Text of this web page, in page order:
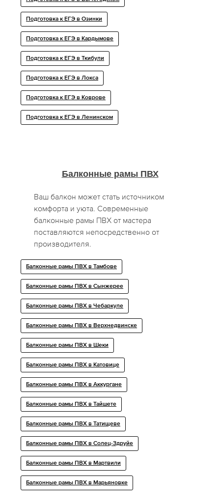
Подготовка к ЕГЭ в Озинки
Подготовка к ЕГЭ в Кардымове
Подготовка к ЕГЭ в Ткибули
Подготовка к ЕГЭ в Локса
Подготовка к ЕГЭ в Коврове
Подготовка к ЕГЭ в Ленинском
Балконные рамы ПВХ
Ваш балкон может стать источником
комфорта и уюта. Современные
балконные рамы ПВХ от мастера
поставляются непосредственно от
производителя.
Балконные рамы ПВХ в Тамбове
Балконные рамы ПВХ в Сынжерее
Балконные рамы ПВХ в Чебаркуле
Балконные рамы ПВХ в Верхнедвинске
Балконные рамы ПВХ в Шеки
Балконные рамы ПВХ в Катовице
Балконные рамы ПВХ в Аккургане
Балконные рамы ПВХ в Тайшете
Балконные рамы ПВХ в Татищеве
Балконные рамы ПВХ в Солец-Здруйе
Балконные рамы ПВХ в Мартвили
Балконные рамы ПВХ в Марьяновке